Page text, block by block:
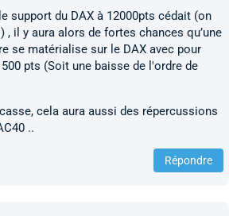
support du DAX à 12000pts cédait (on
, il y aura alors de fortes chances qu’une
se matérialise sur le DAX avec pour
pts (Soit une baisse de l'ordre de
cela aura aussi des répercussions
..
Répondre